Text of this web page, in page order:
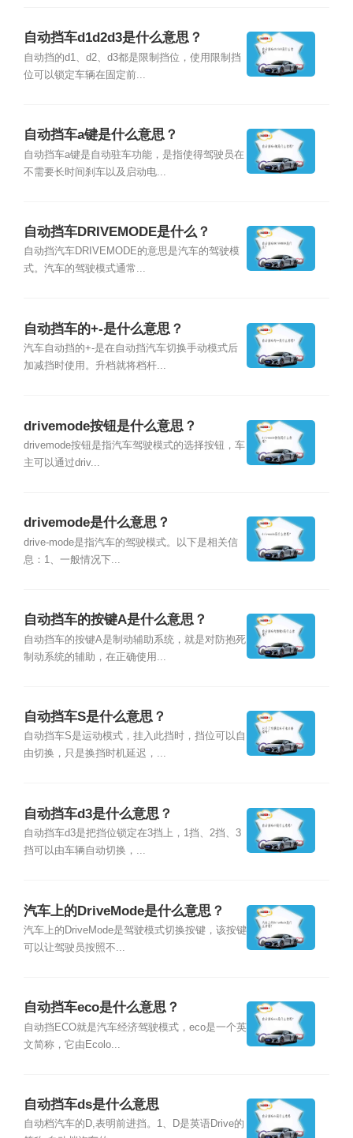
自动挡车d1d2d3是什么意思？
自动挡的d1、d2、d3都是限制挡位，使用限制挡
位可以锁定车辆在固定前...
自动挡车a键是什么意思？
自动挡车a键是自动驻车功能，是指使得驾驶员在
不需要长时间刹车以及启动电...
自动挡车DRIVEMODE是什么？
自动挡汽车DRIVEMODE的意思是汽车的驾驶模
式。汽车的驾驶模式通常...
自动挡车的+-是什么意思？
汽车自动挡的+-是在自动挡汽车切换手动模式后
加减挡时使用。升档就将档杆...
drivemode按钮是什么意思？
drivemode按钮是指汽车驾驶模式的选择按钮，车
主可以通过driv...
drivemode是什么意思？
drive-mode是指汽车的驾驶模式。以下是相关信
息：1、一般情况下...
自动挡车的按键A是什么意思？
自动挡车的按键A是制动辅助系统，就是对防抱死
制动系统的辅助，在正确使用...
自动挡车S是什么意思？
自动挡车S是运动模式，挂入此挡时，挡位可以自
由切换，只是换挡时机延迟，...
自动挡车d3是什么意思？
自动挡车d3是把挡位锁定在3挡上，1挡、2挡、3
挡可以由车辆自动切换，...
汽车上的DriveMode是什么意思？
汽车上的DriveMode是驾驶模式切换按键，该按键
可以让驾驶员按照不...
自动挡车eco是什么意思？
自动挡ECO就是汽车经济驾驶模式，eco是一个英
文简称，它由Ecolo...
自动挡车ds是什么意思
自动档汽车的D,表明前进挡。1、D是英语Drive的